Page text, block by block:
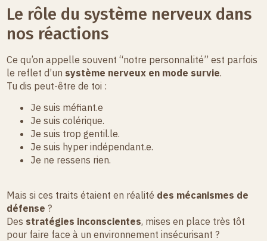
Le rôle du système nerveux dans
nos réactions
Ce qu’on appelle souvent “notre personnalité” est parfois
le reflet d’un système nerveux en mode survie.
Tu dis peut-être de toi :
Je suis méfiant.e
Je suis colérique.
Je suis trop gentil.le.
Je suis hyper indépendant.e.
Je ne ressens rien.
Mais si ces traits étaient en réalité des mécanismes de
défense ?
Des stratégies inconscientes, mises en place très tôt
pour faire face à un environnement insécurisant ?